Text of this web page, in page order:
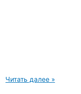
Кундалини
Читать далее »